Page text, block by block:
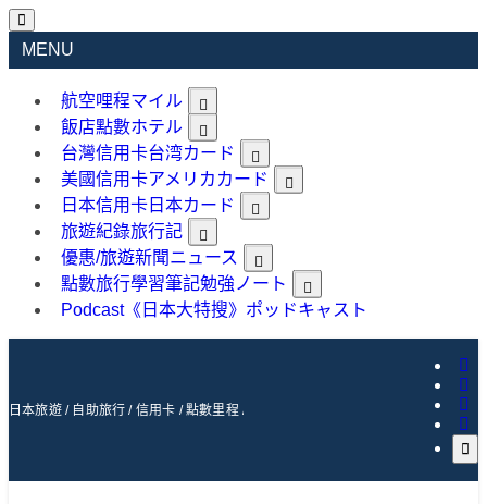
MENU
航空哩程マイル
飯店點數ホテル
台灣信用卡台湾カード
美國信用卡アメリカカード
日本信用卡 日本カード
旅遊紀錄旅行記
優惠/旅遊新聞ニュース
點數旅行學習筆記勉強ノート
Podcast《日本大特搜》 ポッドキャスト
日本旅遊 / 自助旅行 / 信用卡 / 點數里程 / 航空 / 飯店